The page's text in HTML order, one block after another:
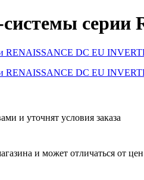
и уточнят условия заказа
и может отличаться от